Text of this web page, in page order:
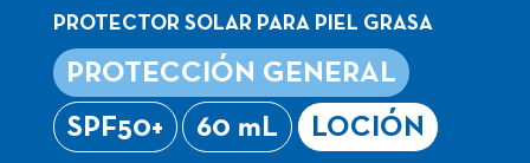
PROTECTOR SOLAR PARA PIEL GRASA
PROTECCIÓN GENERAL
SPF50+
60 mL LOCIÓN